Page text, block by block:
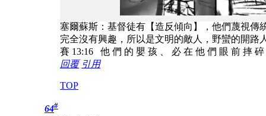
塞爾蘇斯：基督徒有【造反傾向】，他們蔑視傳
完全沒有興趣，所以是文明的敵人，野蠻的開路
賽 13:16 他 們 的 嬰 孩 、 必 在 他 們 眼 前 摔
回覆 引用
TOP
64#